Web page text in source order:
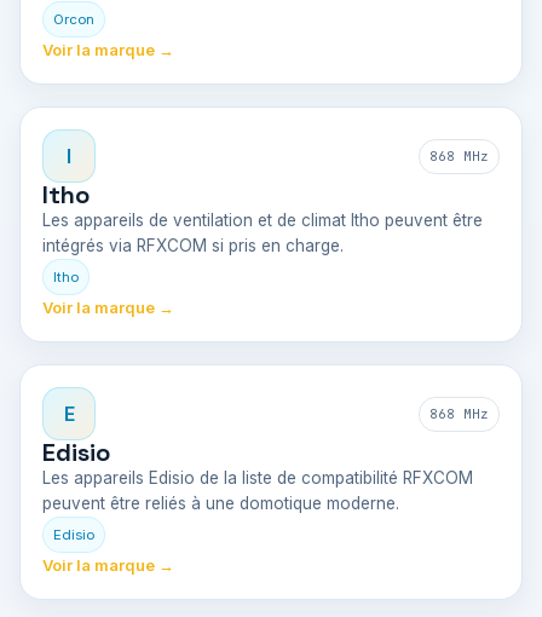
Orcon
Voir la marque →
I 868 MHz
Itho
Les appareils de ventilation et de climat Itho peuvent être
intégrés via RFXCOM si pris en charge.
Itho
Voir la marque →
E 868 MHz
Edisio
Les appareils Edisio de la liste de compatibilité RFXCOM
peuvent être reliés à une domotique moderne.
Edisio
Voir la marque →